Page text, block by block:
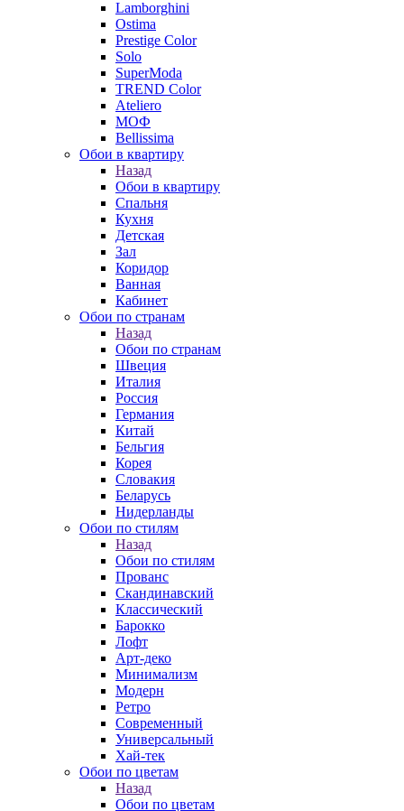
Lamborghini
Ostima
Prestige Color
Solo
SuperModa
TREND Color
Ateliero
МОФ
Bellissima
Обои в квартиру
Назад
Обои в квартиру
Спальня
Кухня
Детская
Зал
Коридор
Ванная
Кабинет
Обои по странам
Назад
Обои по странам
Швеция
Италия
Россия
Германия
Китай
Бельгия
Корея
Словакия
Беларусь
Нидерланды
Обои по стилям
Назад
Обои по стилям
Прованс
Скандинавский
Классический
Барокко
Лофт
Арт-деко
Минимализм
Модерн
Ретро
Современный
Универсальный
Хай-тек
Обои по цветам
Назад
Обои по цветам